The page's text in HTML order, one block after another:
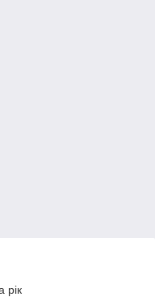
рік